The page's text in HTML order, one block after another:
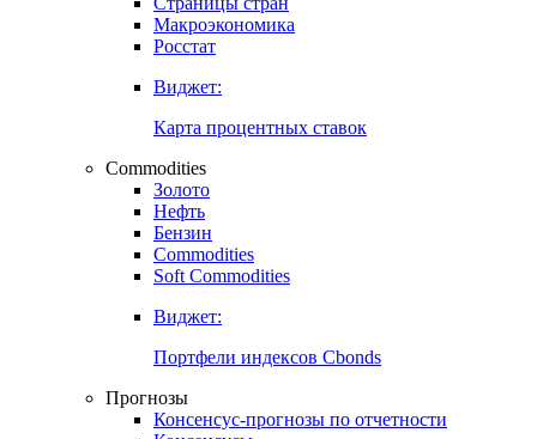
Макроэкономика
Росстат
Виджет:
Карта процентных ставок
Commodities
Золото
Нефть
Бензин
Commodities
Soft Commodities
Виджет:
Портфели индексов Cbonds
Прогнозы
Консенсус-прогнозы по отчетности